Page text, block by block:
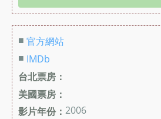
■ 官方網站
■ IMDb
台北票房：
美國票房：
影片年份： 2006